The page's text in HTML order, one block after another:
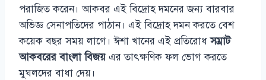
পরাজিত করেন। আকবর এই বিদ্রোহ দমনের জন্য বারবার
অভিজ্ঞ সেনাপতিদের পাঠান। এই বিদ্রোহ দমন করতে বেশ
কয়েক বছর সময় লাগে। ঈশা খানের এই প্রতিরোধসম্রাট
আকবরের বাংলা বিজয়এর তাৎক্ষণিক ফল ভোগ করতে
মুঘলদের বাধা দেয়।